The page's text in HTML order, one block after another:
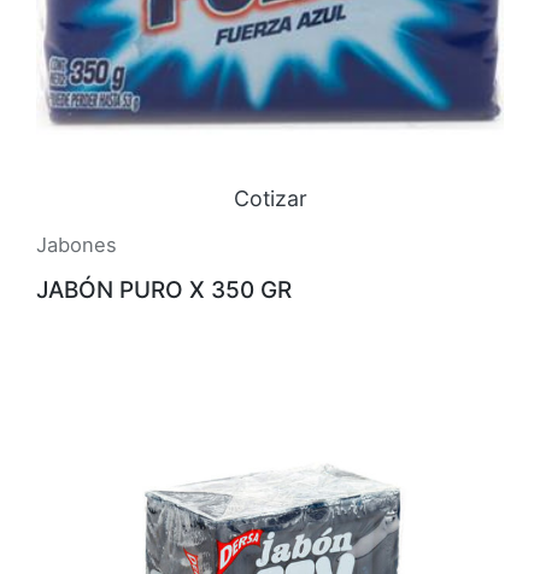
Cotizar
Jabones
JABÓN PURO X 350 GR